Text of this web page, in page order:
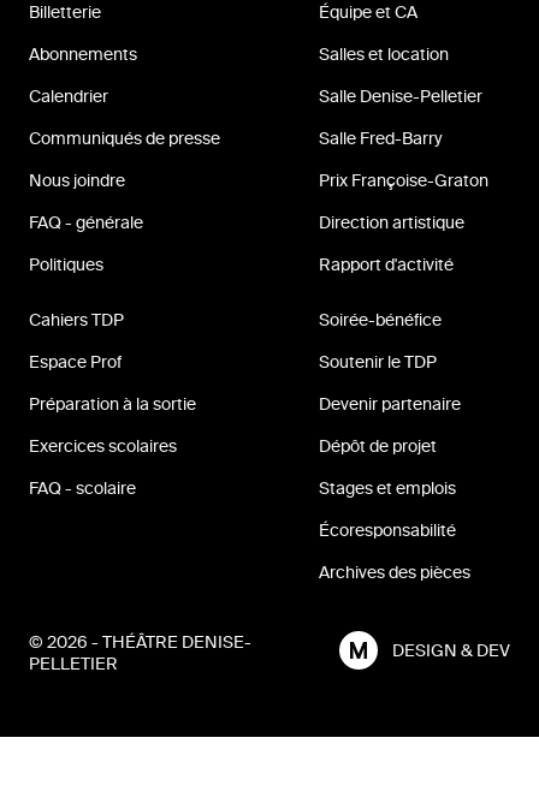
Billetterie
Abonnements
Calendrier
Communiqués de presse
Nous joindre
FAQ - générale
Politiques
Équipe et CA
Salles et location
Salle Denise-Pelletier
Salle Fred-Barry
Prix Françoise-Graton
Direction artistique
Rapport d'activité
Cahiers TDP
Espace Prof
Préparation à la sortie
Exercices scolaires
FAQ - scolaire
Soirée-bénéfice
Soutenir le TDP
Devenir partenaire
Dépôt de projet
Stages et emplois
Écoresponsabilité
Archives des pièces
© 2026 - THÉÂTRE DENISE-
PELLETIER
DESIGN & DEV